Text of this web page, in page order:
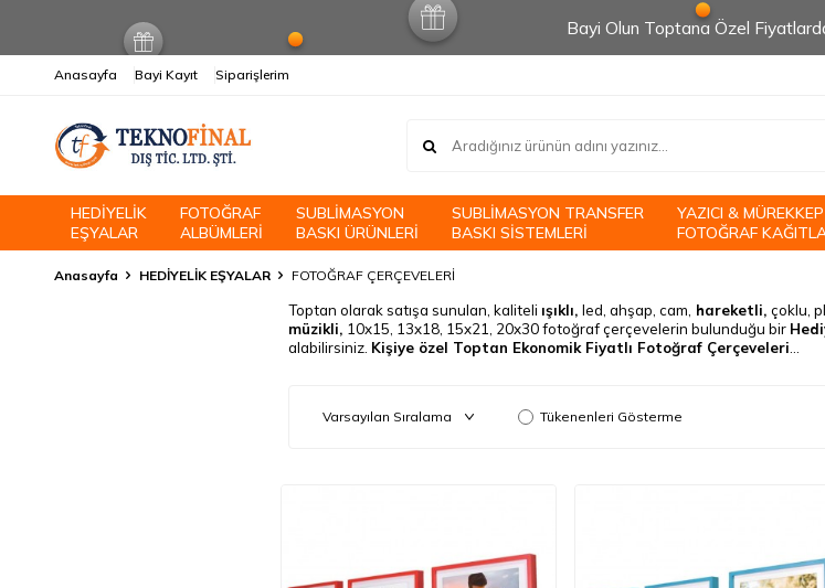
Bayi Olun Toptana Özel
Anasayfa Bayi Kayıt Siparişlerim
HEDİYELİK
EŞYALAR
FOTOĞRAF
ALBÜMLERİ
SUBLİMASYON
BASKI ÜRÜNLERİ
SUBLİMASYON TRANSFER
BASKI SİSTEMLERİ
YAZICI &
FOTOĞRAF
Anasayfa HEDİYELİK EŞYALAR FOTOĞRAF ÇERÇEVELERİ
Toptan olarak satışa sunulan, kaliteli ışıklı,led, ahşap, cam, hareketli,çoklu,
müzikli, 10x15, 13x18, 15x21, 20x30 fotoğraf çerçevelerin bulunduğu bir
alabilirsiniz. Kişiye özel Toptan Ekonomik Fiyatlı Fotoğraf Çerçeveleri
Tükenenleri Gösterme